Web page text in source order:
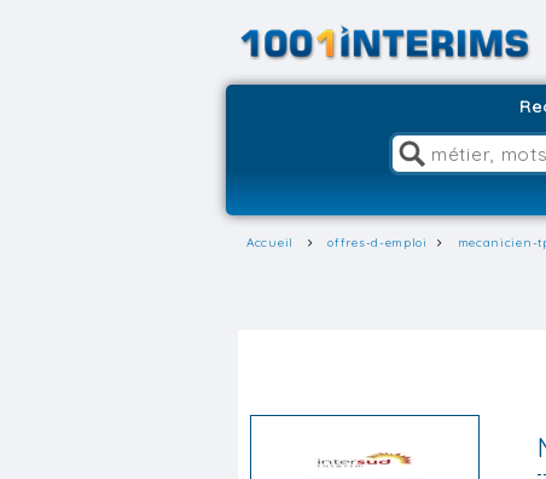
Accueil offres-d-emploi mecanicien-